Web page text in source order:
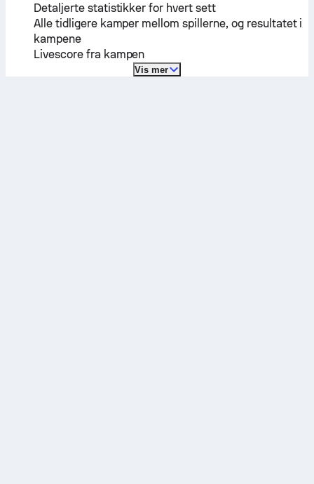
Detaljerte statistikker for hvert sett
Alle tidligere kamper mellom spillerne, og resultatet i
kampene
Livescore fra kampen
Vis mer